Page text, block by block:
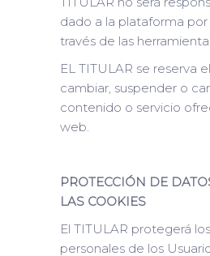
dado a la plataforma por
través de las
EL TITULAR se reserva
cambiar, suspender o
contenido o servicio
web.
PROTECCIÓN DE
LAS COOKIES
El TITULAR protegerá
personales de los